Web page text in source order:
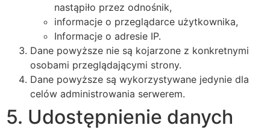
nastąpiło przez odnośnik,
informacje o przeglądarce użytkownika,
Informacje o adresie IP.
Dane powyższe nie są kojarzone z konkretnymi
osobami przeglądającymi strony.
Dane powyższe są wykorzystywane jedynie dla
celów administrowania serwerem.
5. Udostępnienie danych